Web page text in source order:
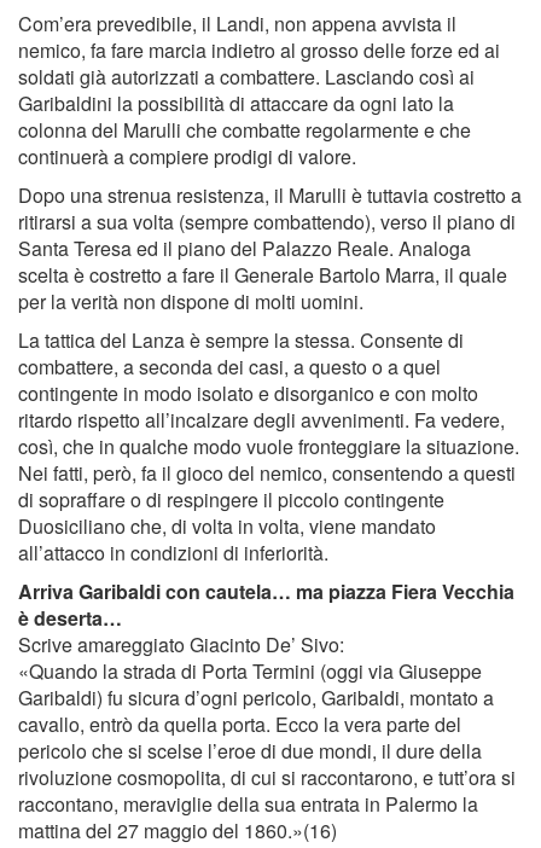
Com’era prevedibile, il Landi, non appena avvista il
nemico, fa fare marcia indietro al grosso delle forze ed ai
soldati già autorizzati a combattere. Lasciando così ai
Garibaldini la possibilità di attaccare da ogni lato la
colonna del Marulli che combatte regolarmente e che
continuerà a compiere prodigi di valore.
Dopo una strenua resistenza, il Marulli è tuttavia costretto a
ritirarsi a sua volta (sempre combattendo), verso il piano di
Santa Teresa ed il piano del Palazzo Reale. Analoga
scelta è costretto a fare il Generale Bartolo Marra, il quale
per la verità non dispone di molti uomini.
La tattica del Lanza è sempre la stessa. Consente di
combattere, a seconda dei casi, a questo o a quel
contingente in modo isolato e disorganico e con molto
ritardo rispetto all’incalzare degli avvenimenti. Fa vedere,
così, che in qualche modo vuole fronteggiare la situazione.
Nei fatti, però, fa il gioco del nemico, consentendo a questi
di sopraffare o di respingere il piccolo contingente
Duosiciliano che, di volta in volta, viene mandato
all’attacco in condizioni di inferiorità.
Arriva Garibaldi con cautela… ma piazza Fiera Vecchia
è deserta…
Scrive amareggiato Giacinto De’ Sivo:
«Quando la strada di Porta Termini (oggi via Giuseppe
Garibaldi) fu sicura d’ogni pericolo, Garibaldi, montato a
cavallo, entrò da quella porta. Ecco la vera parte del
pericolo che si scelse l’eroe di due mondi, il dure della
rivoluzione cosmopolita, di cui si raccontarono, e tutt’ora si
raccontano, meraviglie della sua entrata in Palermo la
mattina del 27 maggio del 1860.»(16)